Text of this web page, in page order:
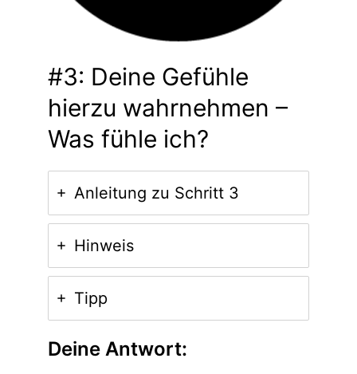
#3: Deine Gefühle
hierzu wahrnehmen –
Was fühle ich?
Anleitung zu Schritt 3
Hinweis
Tipp
Deine Antwort: